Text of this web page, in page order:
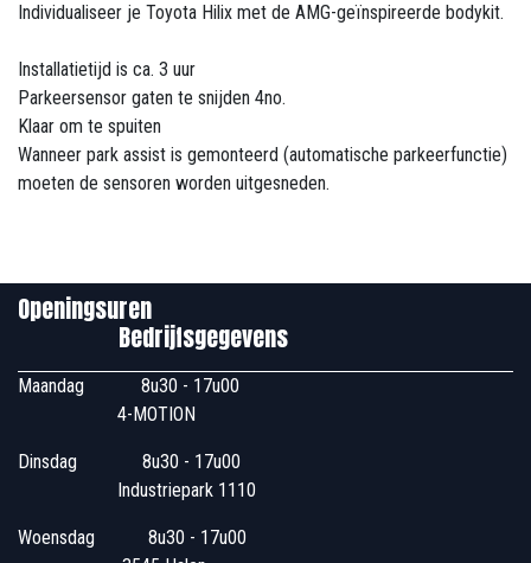
Individualiseer je Toyota Hilix met de AMG-geïnspireerde bodykit.
Installatietijd is ca. 3 uur
Parkeersensor gaten te snijden 4no.
Klaar om te spuiten
Wanneer park assist is gemonteerd (automatische parkeerfunctie)
moeten de sensoren worden uitgesneden.
Openingsuren
Bedrijfsgegevens
Maandag
​8u30 - 17u00
4-MOTION
Dinsdag
​8u30 - 17u00
Industriepark 1110
Woensdag
​​​ 8u30 - 17u00